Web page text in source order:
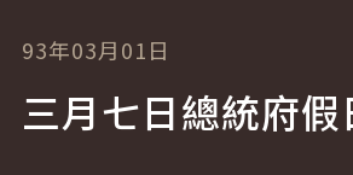
93年03月01日
三月七日總統府